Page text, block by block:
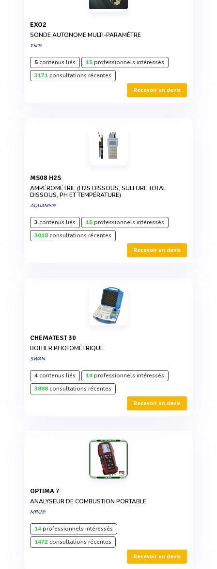
EXO2
SONDE AUTONOME MULTI-PARAMÈTRE
YSI®
5contenus liés 15professionnels intéressés
3171consultations récentes
Recevoir un devis
MS08 H2S
AMPÉROMÉTRIE (H2S DISSOUS, SULFURE TOTAL
DISSOUS, PH ET TEMPÉRATURE)
AQUAMS®
3 contenus liés 15professionnels intéressés
3018consultations récentes
Recevoir un devis
CHEMATEST 30
BOITIER PHOTOMÉTRIQUE
SWAN
4contenus liés 14professionnels intéressés
3868consultations récentes
Recevoir un devis
OPTIMA 7
ANALYSEUR DE COMBUSTION PORTABLE
MRU®
14professionnels intéressés
1472consultations récentes
Recevoir un devis